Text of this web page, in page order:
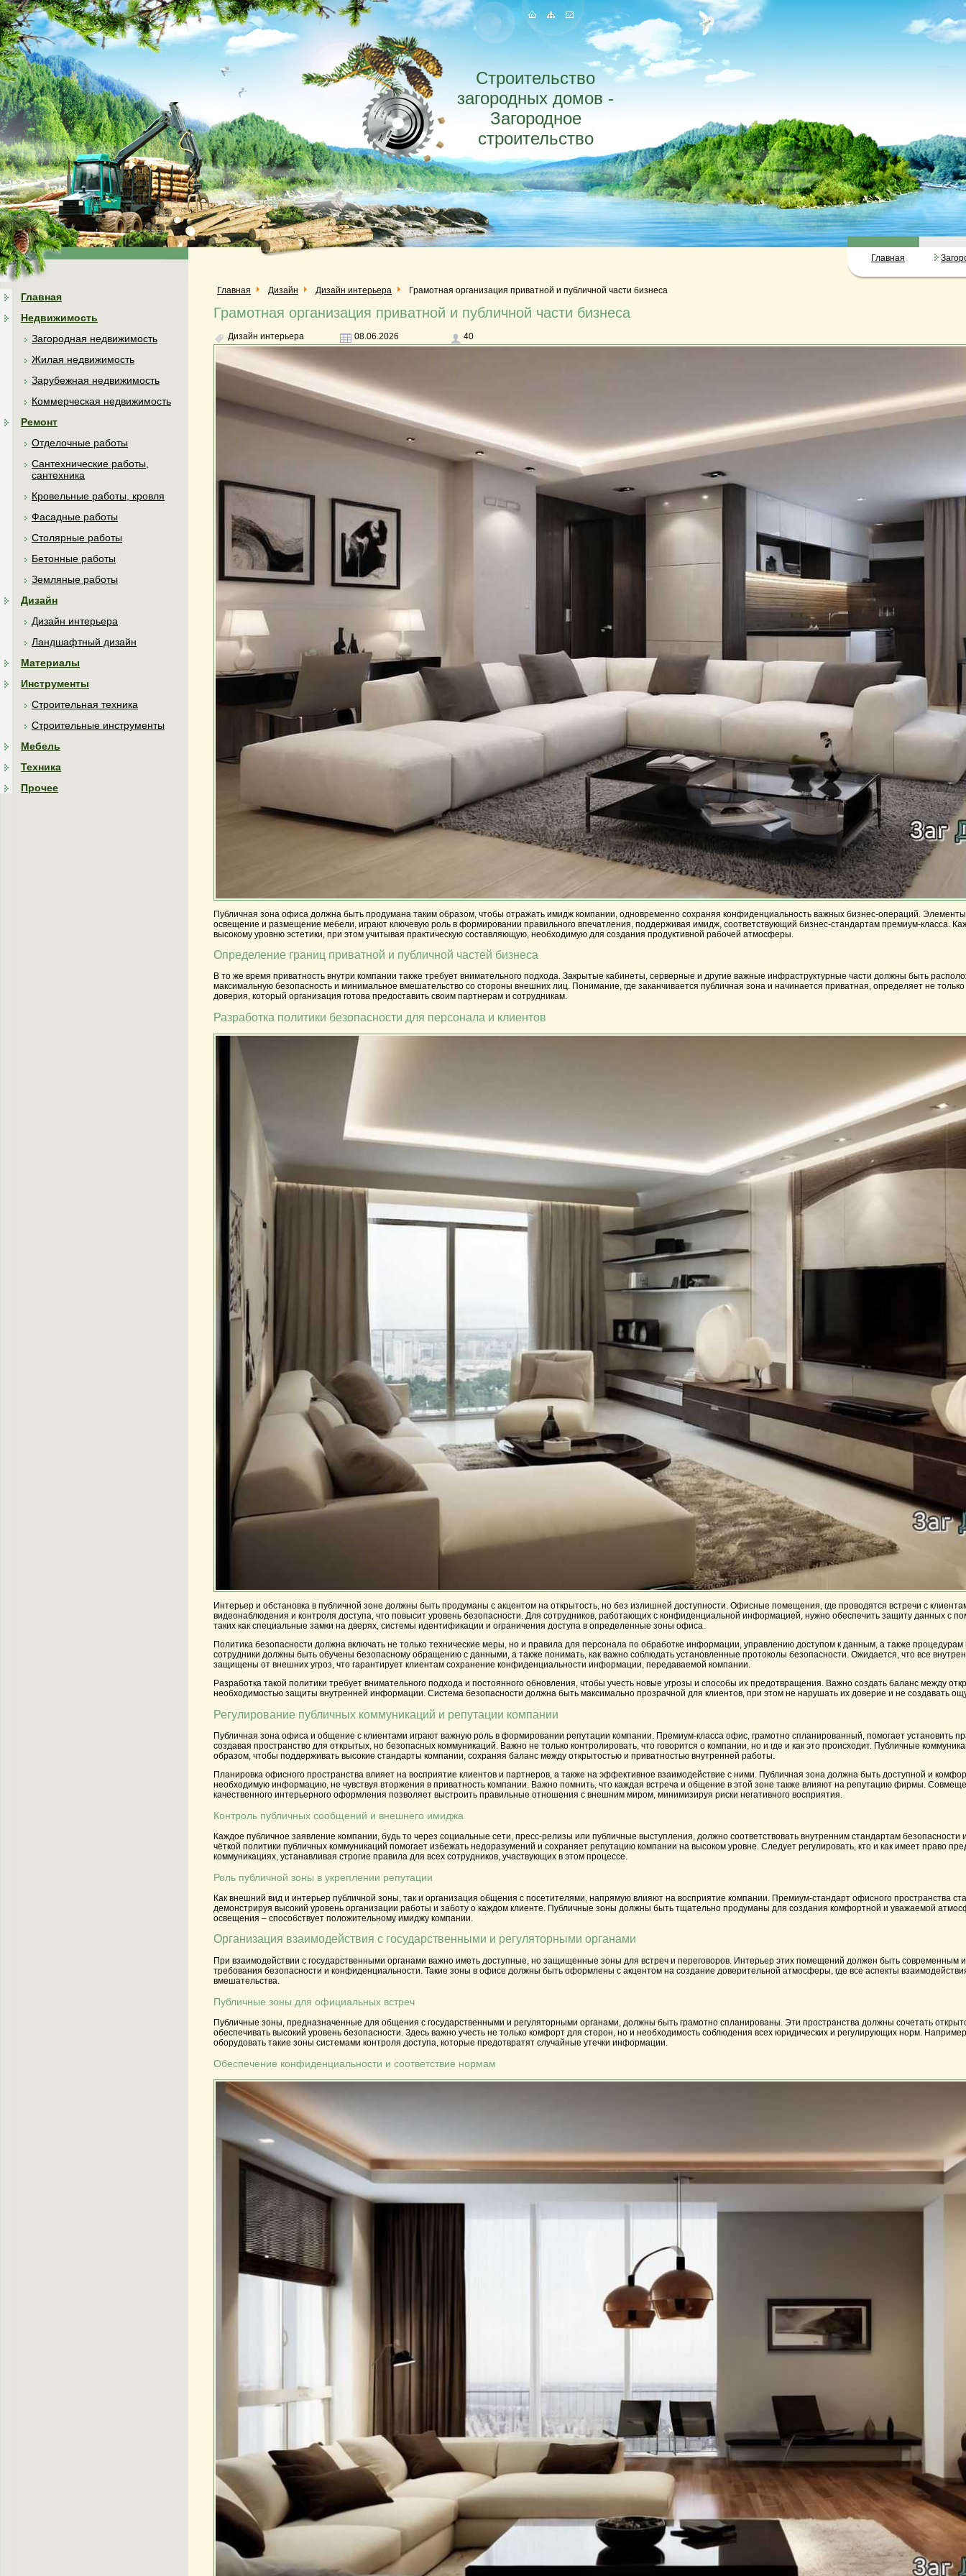
Строительство
загородных домов -
Загородное
строительство
Главная
Главная
Недвижимость
Загородная недвижимость
Жилая недвижимость
Зарубежная недвижимость
Коммерческая недвижимость
Ремонт
Отделочные работы
Сантехнические работы,
сантехника
Кровельные работы, кровля
Фасадные работы
Столярные работы
Бетонные работы
Земляные работы
Дизайн
Дизайн интерьера
Ландшафтный дизайн
Материалы
Инструменты
Строительная техника
Строительные инструменты
Мебель
Техника
Прочее
Главная Дизайн Дизайн интерьера Грамотная организация приватной и публичной части бизнеса
Грамотная организация приватной и публичной части бизнеса
Дизайн интерьера 08.06.2026 40
Публичная зона офиса должна быть продумана таким образом, чтобы отражать имидж компании, одновременно сохраняя конфиденциальность важных бизнес-операций.
освещение и размещение мебели, играют ключевую роль в формировании правильного впечатления, поддерживая имидж, соответствующий бизнес-стандартам премиум-класса.
высокому уровню эстетики, при этом учитывая практическую составляющую, необходимую для создания продуктивной рабочей атмосферы.
Определение границ приватной и публичной частей бизнеса
В то же время приватность внутри компании также требует внимательного подхода. Закрытые кабинеты, серверные и другие важные инфраструктурные части должны быть
максимальную безопасность и минимальное вмешательство со стороны внешних лиц. Понимание, где заканчивается публичная зона и начинается приватная, определяет не
доверия, который организация готова предоставить своим партнерам и сотрудникам.
Разработка политики безопасности для персонала и клиентов
Интерьер и обстановка в публичной зоне должны быть продуманы с акцентом на открытость, но без излишней доступности. Офисные помещения, где проводятся встречи с
видеонаблюдения и контроля доступа, что повысит уровень безопасности. Для сотрудников, работающих с конфиденциальной информацией, нужно обеспечить защиту данных с
таких как специальные замки на дверях, системы идентификации и ограничения доступа в определенные зоны офиса.
Политика безопасности должна включать не только технические меры, но и правила для персонала по обработке информации, управлению доступом к данным, а также
сотрудники должны быть обучены безопасному обращению с данными, а также понимать, как важно соблюдать установленные протоколы безопасности. Ожидается, что все
защищены от внешних угроз, что гарантирует клиентам сохранение конфиденциальности информации, передаваемой компании.
Разработка такой политики требует внимательного подхода и постоянного обновления, чтобы учесть новые угрозы и способы их предотвращения. Важно создать баланс между
необходимостью защиты внутренней информации. Система безопасности должна быть максимально прозрачной для клиентов, при этом не нарушать их доверие и не создавать
Регулирование публичных коммуникаций и репутации компании
Публичная зона офиса и общение с клиентами играют важную роль в формировании репутации компании. Премиум-класса офис, грамотно спланированный, помогает установить
создавая пространство для открытых, но безопасных коммуникаций. Важно не только контролировать, что говорится о компании, но и где и как это происходит. Публичные
образом, чтобы поддерживать высокие стандарты компании, сохраняя баланс между открытостью и приватностью внутренней работы.
Планировка офисного пространства влияет на восприятие клиентов и партнеров, а также на эффективное взаимодействие с ними. Публичная зона должна быть доступной и
необходимую информацию, не чувствуя вторжения в приватность компании. Важно помнить, что каждая встреча и общение в этой зоне также влияют на репутацию фирмы.
качественного интерьерного оформления позволяет выстроить правильные отношения с внешним миром, минимизируя риски негативного восприятия.
Контроль публичных сообщений и внешнего имиджа
Каждое публичное заявление компании, будь то через социальные сети, пресс-релизы или публичные выступления, должно соответствовать внутренним стандартам безопасности
чёткой политики публичных коммуникаций помогает избежать недоразумений и сохраняет репутацию компании на высоком уровне. Следует регулировать, кто и как имеет право
коммуникациях, устанавливая строгие правила для всех сотрудников, участвующих в этом процессе.
Роль публичной зоны в укреплении репутации
Как внешний вид и интерьер публичной зоны, так и организация общения с посетителями, напрямую влияют на восприятие компании. Премиум-стандарт офисного пространства
демонстрируя высокий уровень организации работы и заботу о каждом клиенте. Публичные зоны должны быть тщательно продуманы для создания комфортной и уважаемой
освещения – способствует положительному имиджу компании.
Организация взаимодействия с государственными и регуляторными органами
При взаимодействии с государственными органами важно иметь доступные, но защищенные зоны для встреч и переговоров. Интерьер этих помещений должен быть современным
требования безопасности и конфиденциальности. Такие зоны в офисе должны быть оформлены с акцентом на создание доверительной атмосферы, где все аспекты
вмешательства.
Публичные зоны для официальных встреч
Публичные зоны, предназначенные для общения с государственными и регуляторными органами, должны быть грамотно спланированы. Эти пространства должны сочетать
обеспечивать высокий уровень безопасности. Здесь важно учесть не только комфорт для сторон, но и необходимость соблюдения всех юридических и регулирующих норм.
оборудовать такие зоны системами контроля доступа, которые предотвратят случайные утечки информации.
Обеспечение конфиденциальности и соответствие нормам